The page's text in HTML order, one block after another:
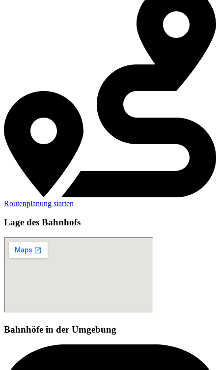
Routenplanung starten
Lage des Bahnhofs
Bahnhöfe in der Umgebung